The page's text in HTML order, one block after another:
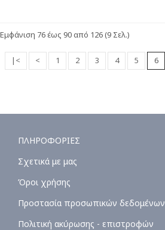
Εμφάνιση 76 έως 90 από 126 (9 Σελ.)
|< < 1 2 3 4 5 6
ΠΛΗΡΟΦΟΡΙΕΣ
Σχετικά με μας
Όροι χρήσης
Προστασία προσωπικών δεδομένων
Πολιτική ακύρωσης - επιστροφών